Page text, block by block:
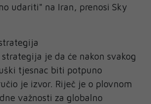
udariti" na Iran, prenosi Sky
je da će nakon svakog
tjesnac biti potpuno
je izvor. Riječ je o plovnom
važnosti za globalno